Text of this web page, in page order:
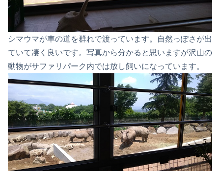
シマウマが車の道を群れで渡っています。自然っぽさが出
ていて凄く良いです。写真から分かると思いますが沢山の
動物がサファリパーク内では放し飼いになっています。